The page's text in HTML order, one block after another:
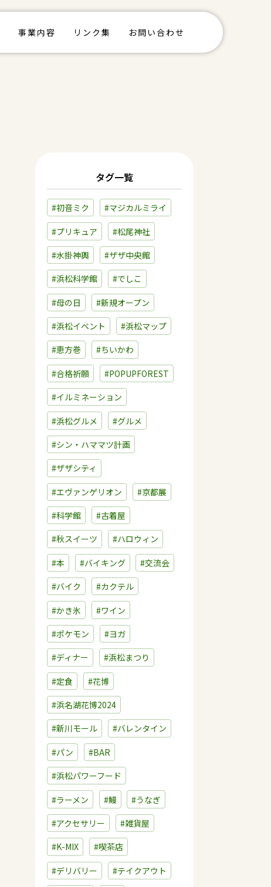
事業内容 リンク集 お問い合わせ
タグ一覧
#初音ミク #マジカルミライ
#プリキュア #松尾神社
#水掛神輿 #ザザ中央館
#浜松科学館 #でしこ
#母の日 #新規オープン
#浜松イベント #浜松マップ
#恵方巻 #ちいかわ
#合格祈願 #POPUPFOREST
#イルミネーション
#浜松グルメ #グルメ
#シン・ハママツ計画
#ザザシティ
#エヴァンゲリオン #京都展
#科学館 #古着屋
#秋スイーツ #ハロウィン
#本 #バイキング #交流会
#バイク #カクテル
#かき氷 #ワイン
#ポケモン #ヨガ
#ディナー #浜松まつり
#定食 #花博
#浜名湖花博2024
#新川モール #バレンタイン
#パン #BAR
#浜松パワーフード
#ラーメン #鰻 #うなぎ
#アクセサリー #雑貨屋
#K-MIX #喫茶店
#デリバリー #テイクアウト